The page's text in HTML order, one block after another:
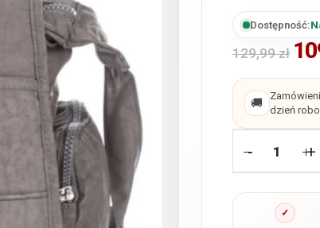
Dostępność:
129,99zł
🚚
dzień
- +
✓